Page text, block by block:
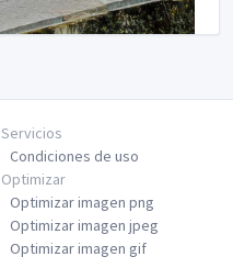
Servicios
Condiciones de uso
Optimizar
Optimizar imagen png
Optimizar imagen jpeg
Optimizar imagen gif